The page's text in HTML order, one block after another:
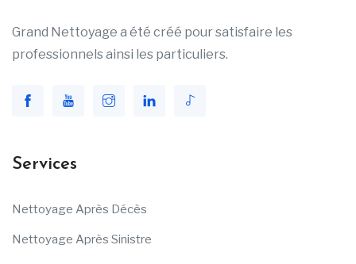
Grand Nettoyage a été créé pour satisfaire les
professionnels ainsi les particuliers.
Services
Nettoyage Après Décès
Nettoyage Après Sinistre